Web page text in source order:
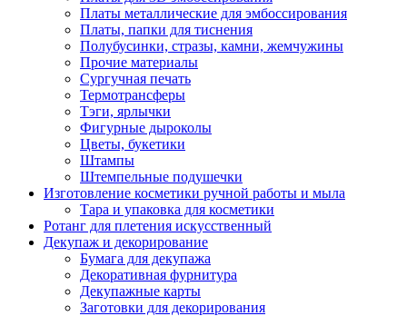
Платы металлические для эмбоссирования
Платы, папки для тиснения
Полубусинки, стразы, камни, жемчужины
Прочие материалы
Сургучная печать
Термотрансферы
Тэги, ярлычки
Фигурные дыроколы
Цветы, букетики
Штампы
Штемпельные подушечки
Изготовление косметики ручной работы и мыла
Тара и упаковка для косметики
Ротанг для плетения искусственный
Декупаж и декорирование
Бумага для декупажа
Декоративная фурнитура
Декупажные карты
Заготовки для декорирования